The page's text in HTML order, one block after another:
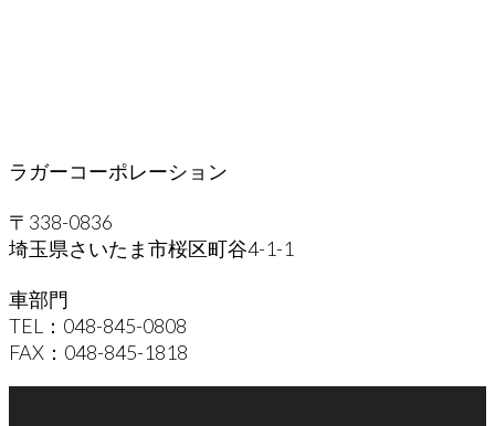
ラガーコーポレーション
〒338-0836
埼玉県さいたま市桜区町谷4-1-1
車部門
TEL：048-845-0808
FAX：048-845-1818